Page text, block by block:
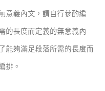
意義內文，請自行參酌編
的長度而定義的無意義內
能夠滿足段落所需的長度而
排。